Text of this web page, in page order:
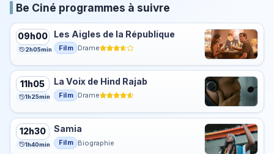
Be Ciné programmes à suivre
09h00
2h05min
Les Aigles de la République
Film Drame
11h05
1h25min
La Voix de Hind Rajab
Film Drame
12h30
1h40min
Samia
Film Biographie